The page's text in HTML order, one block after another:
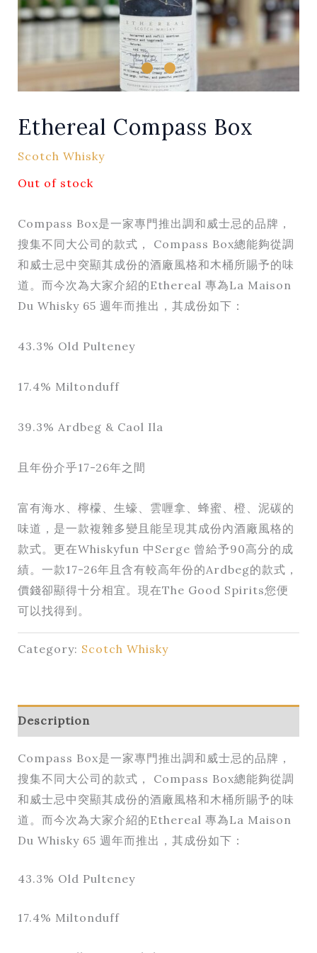
Ethereal Compass Box
Scotch Whisky
Out of stock
Compass Box是一家專門推出調和威士忌的品牌，
搜集不同大公司的款式， Compass Box總能夠從調
和威士忌中突顯其成份的酒廠風格和木桶所賜予的味
道。而今次為大家介紹的Ethereal 專為La Maison
Du Whisky 65 週年而推出，其成份如下：
43.3% Old Pulteney
17.4% Miltonduff
39.3% Ardbeg & Caol Ila
且年份介乎17-26年之間
富有海水、檸檬、生蠔、雲喱拿、蜂蜜、橙、泥碳的
味道，是一款複雜多變且能呈現其成份內酒廠風格的
款式。更在Whiskyfun 中Serge 曾給予90高分的成
績。一款17-26年且含有較高年份的Ardbeg的款式，
價錢卻顯得十分相宜。現在The Good Spirits您便
可以找得到。
Category: Scotch Whisky
Description
Compass Box是一家專門推出調和威士忌的品牌，
搜集不同大公司的款式， Compass Box總能夠從調
和威士忌中突顯其成份的酒廠風格和木桶所賜予的味
道。而今次為大家介紹的Ethereal 專為La Maison
Du Whisky 65 週年而推出，其成份如下：
43.3% Old Pulteney
17.4% Miltonduff